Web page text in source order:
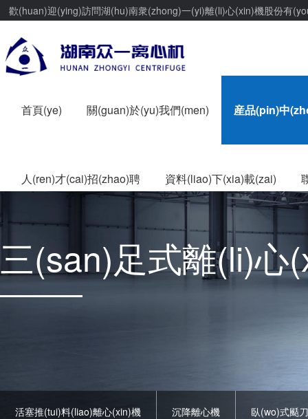
歡(huan)迎(ying)訪問湖(hu)南衆(zhong)一(yi)離(li)心(xin)機股份有
首頁(ye) 關(guan)於(yu)我們(men) 産品(pin)中
人(ren)才(cai)招(zhao)聘 資料(liao)下(xia)載(zai)
三(san)足式離(li)心
活塞推(tui)料(liao)離心(xin)機 沉降離心機 臥(wo)式颳